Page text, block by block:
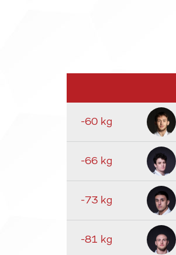
-60 kg
-66 kg
-73 kg
-81 kg